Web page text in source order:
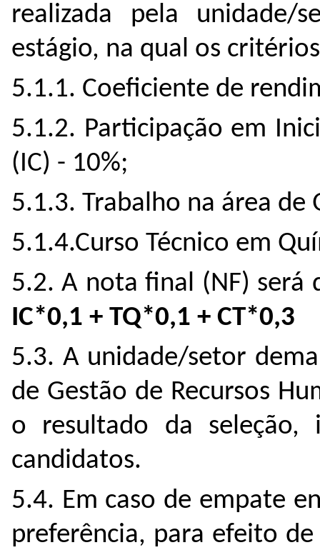
realizada pela
estágio, na qual os
5.1.1. Coeficiente de
5.1.2. Participação em
(IC) - 10%;
5.1.3. Trabalho na área de
5.1.4.Curso Técnico em
5.2.A nota final (NF) será
IC*0,1 + TQ*0,1 + CT*0,3
5.3. A unidade/setor
de Gestão de Recursos
o resultado da seleção,
candidatos.
5.4. Em caso de empate
preferência, para efeito